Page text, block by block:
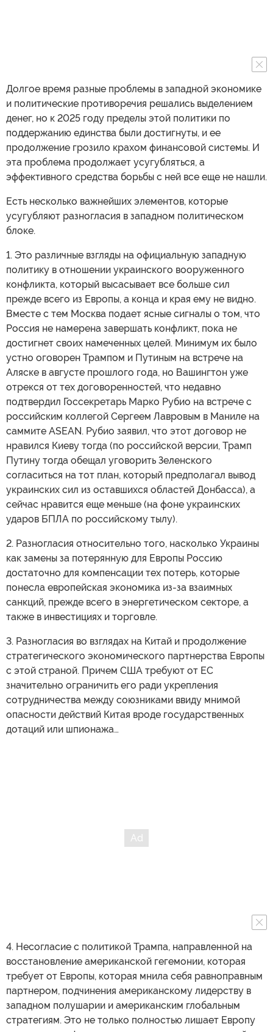
Долгое время разные проблемы в западной экономике
и политические противоречия решались выделением
денег, но к 2025 году пределы этой политики по
поддержанию единства были достигнуты, и ее
продолжение грозило крахом финансовой системы. И
эта проблема продолжает усугубляться, а
эффективного средства борьбы с ней все еще не нашли.
Есть несколько важнейших элементов, которые
усугубляют разногласия в западном политическом
блоке.
1. Это различные взгляды на официальную западную
политику в отношении украинского вооруженного
конфликта, который высасывает все больше сил
прежде всего из Европы, а конца и края ему не видно.
Вместе с тем Москва подает ясные сигналы о том, что
Россия не намерена завершать конфликт, пока не
устно оговорен Трампом и Путиным на встрече на
Аляске в августе прошлого года, но Вашингтон уже
отрекся от тех договоренностей, что недавно
подтвердил Госсекретарь Марко Рубио на встрече с
российским коллегой Сергеем Лавровым в Маниле на
саммите ASEAN. Рубио заявил, что этот договор не
Путину тогда обещал уговорить Зеленского
согласиться на тот план, который предполагал вывод
украинских сил из оставшихся областей Донбасса), а
сейчас нравится еще меньше (на фоне украинских
ударов БПЛА по российскому тылу).
2. Разногласия относительно того, насколько Украины
3. Разногласия во взглядах на Китай и продолжение
стратегического экономического партнерства Европы